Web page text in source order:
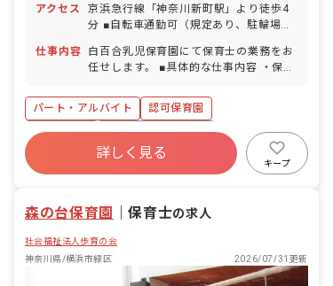
の取得可／5日以上の連休相談OK） ■慶
弔休暇 ■産前産後・育児休暇（取得率
100％・復帰率100％） ※お子様の体調
不良や行事による遅刻・早退・欠席の相
アクセス
京浜急行線「神奈川新町駅」より徒歩4
分 ■自転車通勤可（規定あり、駐輪場あ
仕事内容
白百合乳児保育園にて保育士の業務をお
任せします。 ■具体的な仕事内容 ・保育
パート・アルバイト
認可保育園
正社員登用
ボーナス・賞与あり
社会保険完備
有給
福利厚生充実
詳しく見る
キープ
森の台保育園 ｜保育士の求人
社会福祉法人歩育の会
神奈川県/横浜市緑区
2026/07/31更新